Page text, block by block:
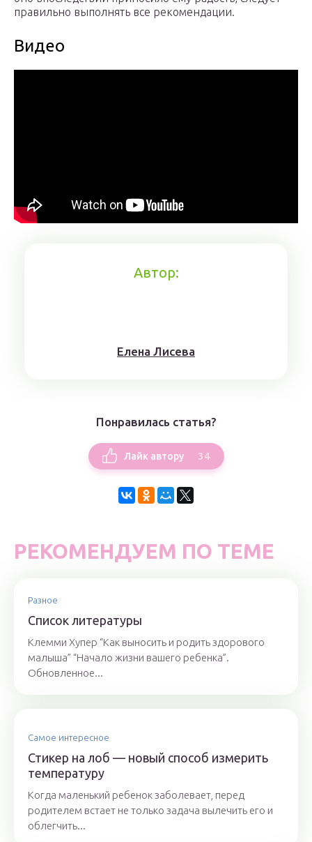
правильно выполнять все рекомендации.
Видео
Автор:
Елена Лисева
Понравилась статья?
Лайк автору 34
РЕКОМЕНДУЕМ ПО ТЕМЕ
Разное
Список литературы
Клемми Хупер “Как выносить и родить здорового
малыша” “Начало жизни вашего ребенка”.
Обновленное...
Самое интересное
Стикер на лоб — новый способ измерить
температуру
Когда маленький ребенок заболевает, перед
родителем встает не только задача вылечить его и
облегчить...